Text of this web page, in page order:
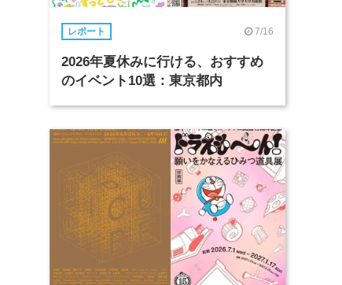
レポート 7/16
2026年夏休みに行ける、おすすめ
のイベント10選：東京都内